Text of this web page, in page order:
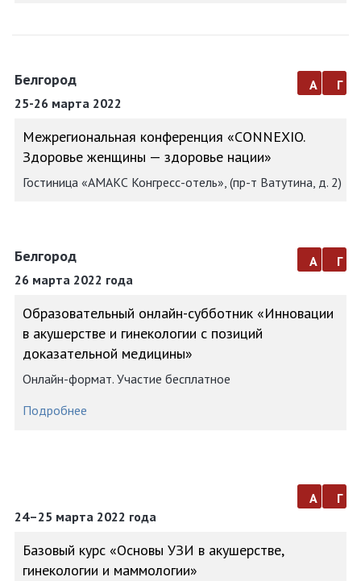
Белгород
25-26 марта 2022
а г
Межрегиональная конференция «CONNEXIO.
Здоровье женщины — здоровье нации»
Гостиница «АМАКС Конгресс-отель», (пр-т Ватутина, д. 2)
Белгород
26 марта 2022 года
а г
Образовательный онлайн-субботник «Инновации
в акушерстве и гинекологии с позиций
доказательной медицины»
Онлайн-формат. Участие бесплатное
Подробнее
24–25 марта 2022 года
а г
Базовый курс «Основы УЗИ в акушерстве,
гинекологии и маммологии»